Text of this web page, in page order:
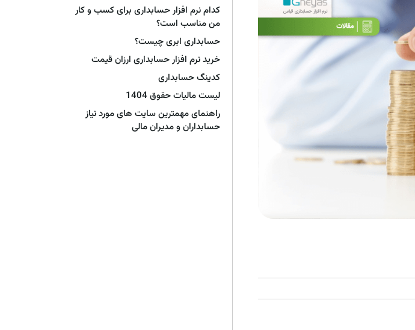
کدام نرم افزار حسابداری برای کسب و کار
من مناسب است؟
حسابداری ابری چیست؟
خرید نرم افزار حسابداری ارزان قیمت
کدینگ حسابداری
لیست مالیات حقوق 1404
راهنمای مهمترین سایت های مورد نیاز
حسابداران و مدیران مالی